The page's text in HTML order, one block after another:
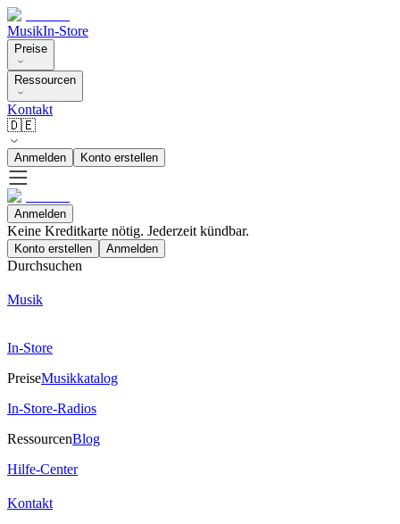
MusikIn-Store
Preise
Ressourcen
Kontakt
🇩🇪
Anmelden Konto erstellen
Anmelden
Keine Kreditkarte nötig. Jederzeit kündbar.
Konto erstellen Anmelden
Durchsuchen
Musik
In-Store
PreiseMusikkatalog
In-Store-Radios
RessourcenBlog
Hilfe-Center
Kontakt